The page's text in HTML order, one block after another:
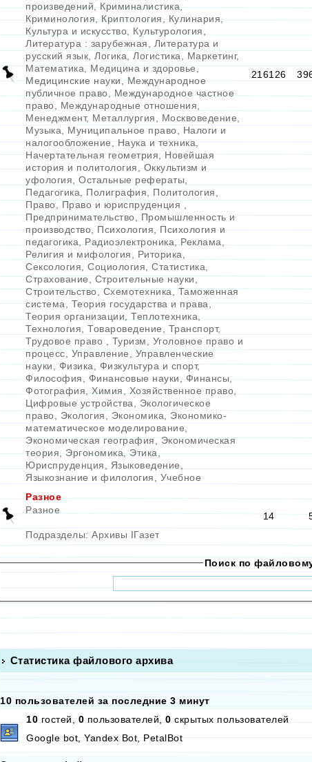
произведений,Криминалистика
Криминология
Криптология Кулинария
Культура и искусство
Культурология
Литература : зарубежная
Литература и
русский язык
Логика Логистика Маркетинг,
Математика,Медицина и здоровье,
Медицинские науки
Международное
публичное право
Международное частное
право
Международные отношения
Менеджмент, Металлургия Москвоведение
Музыка
Муниципальное право
Налоги и
налогообложение,Наука и техника
Начертательная геометрия
Новейшая
история и политология
Оккультизм и
уфология
Остальные рефераты
Педагогика
Полиграфия Политология
Право
Право и юриспруденция
Предпринимательство
Промышленность и
производство
Психология
Психология и
педагогика
Радиоэлектроника Реклама
Религия и мифология
Риторика
Сексология
Социология Статистика
Страхование,Строительные науки
Строительство
Схемотехника
Таможенная
система
Теория государства и права
Теория организации
Теплотехника
Технология
Товароведение Транспорт,
Трудовое право
Туризм
Уголовное право и
процесс
Управление
Управленческие
науки,Физика Физкультура и спорт,
Философия
Финансовые науки,Финансы
Фотография
Химия Хозяйственное право
Цифровые устройства
Экологическое
право
Экология Экономика
Экономико-
математическое моделирование
Экономическая география
Экономическая
теория,Эргономика,Этика,
Юриспруденция
Языковедение
Языкознание и филология
Учебное
216126
Разное
Разное
Подразделы: Архивы IГазет
14
Поиск по
Статистика файлового архива
10 пользователей за последние 3 минут
10 гостей, 0 пользователей, 0 скрытых пользователей
Google bot, Yandex Bot, PetalBot